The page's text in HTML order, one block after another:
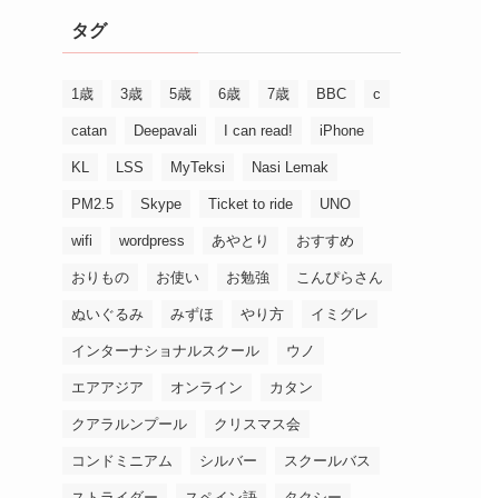
タグ
1歳 3歳 5歳 6歳 7歳 BBC c
catan Deepavali I can read! iPhone
KL LSS MyTeksi Nasi Lemak
PM2.5 Skype Ticket to ride UNO
wifi wordpress あやとり おすすめ
おりもの お使い お勉強 こんぴらさん
ぬいぐるみ みずほ やり方 イミグレ
インターナショナルスクール ウノ
エアアジア オンライン カタン
クアラルンプール クリスマス会
コンドミニアム シルバー スクールバス